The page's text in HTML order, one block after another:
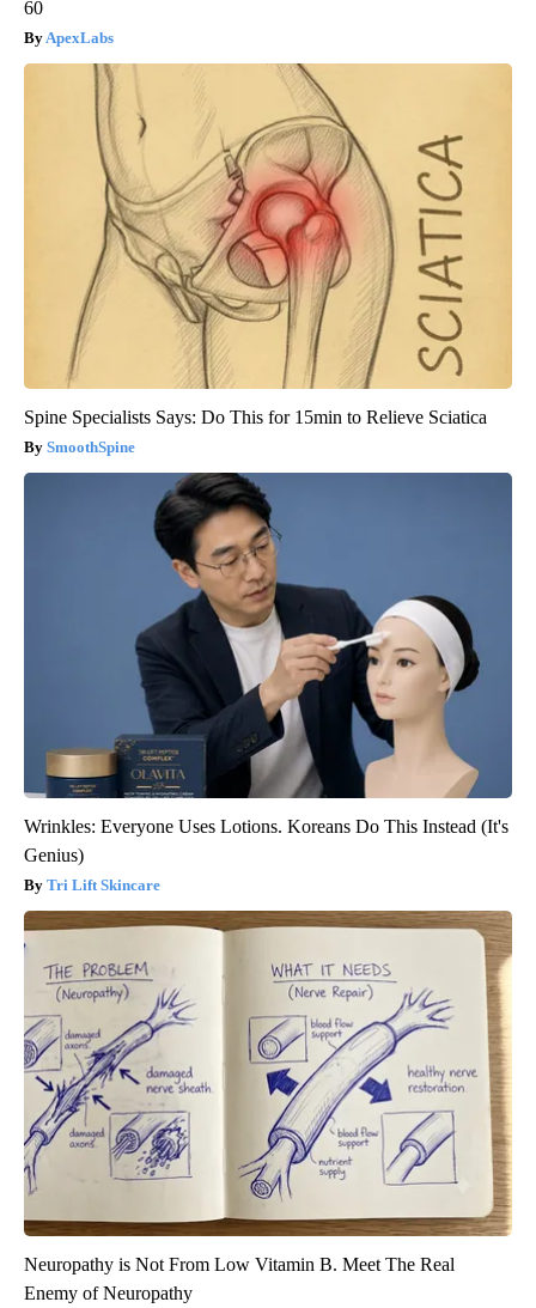
60
ApexLabs
Spine Specialists Says: Do This for 15min to Relieve Sciatica
SmoothSpine
Wrinkles: Everyone Uses Lotions. Koreans Do This Instead (It's
Genius)
Tri Lift Skincare
Neuropathy is Not From Low Vitamin B. Meet The Real
Enemy of Neuropathy